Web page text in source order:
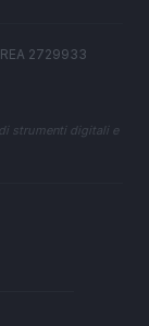
2729933
strumenti digitali e